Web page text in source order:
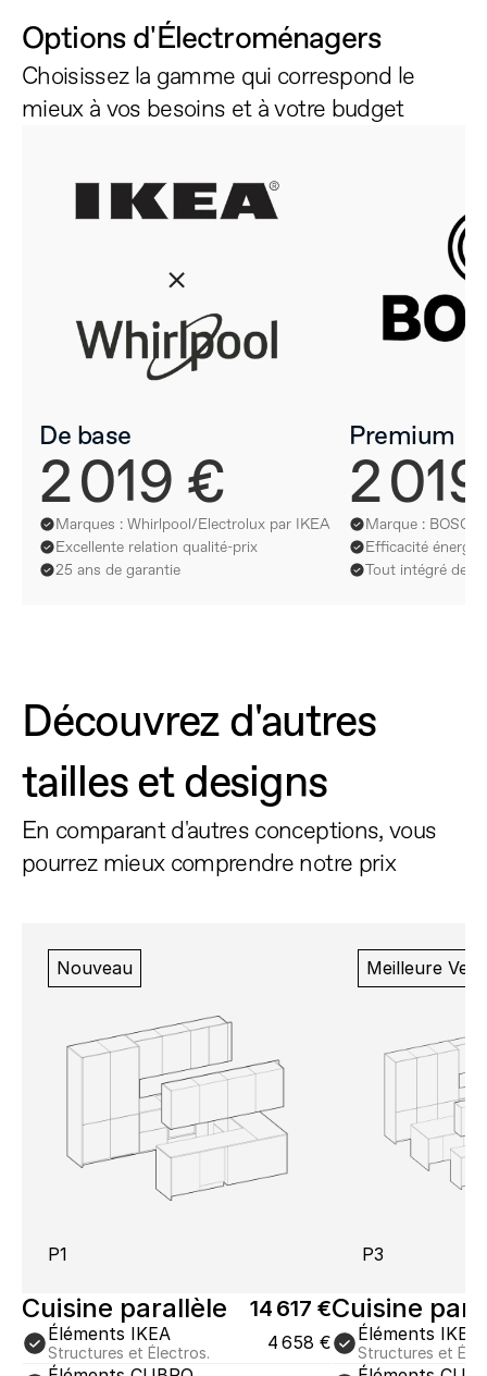
Options d'Électroménagers
Choisissez la gamme qui correspond le
mieux à vos besoins et à votre budget
De base
2 019 €
Marques : Whirlpool/Electrolux par IKEA
Excellente relation qualité-prix
25 ans de garantie
Premium
2
Marque : BOSCH
Efficacité
Tout intégré de
Découvrez d'autres
tailles et designs
En comparant d'autres conceptions, vous
pourrez mieux comprendre notre prix
Nouveau
P1
Cuisine parallèle 14 617 €
Éléments IKEA
Structures et Électros.
4 658 €
Meilleure
P3
Cuisine
Éléments IKEA
Structures et